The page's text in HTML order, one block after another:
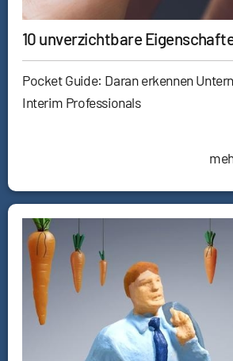
10 unverzichtbare
Pocket Guide: Daran erkennen
Interim Professionals